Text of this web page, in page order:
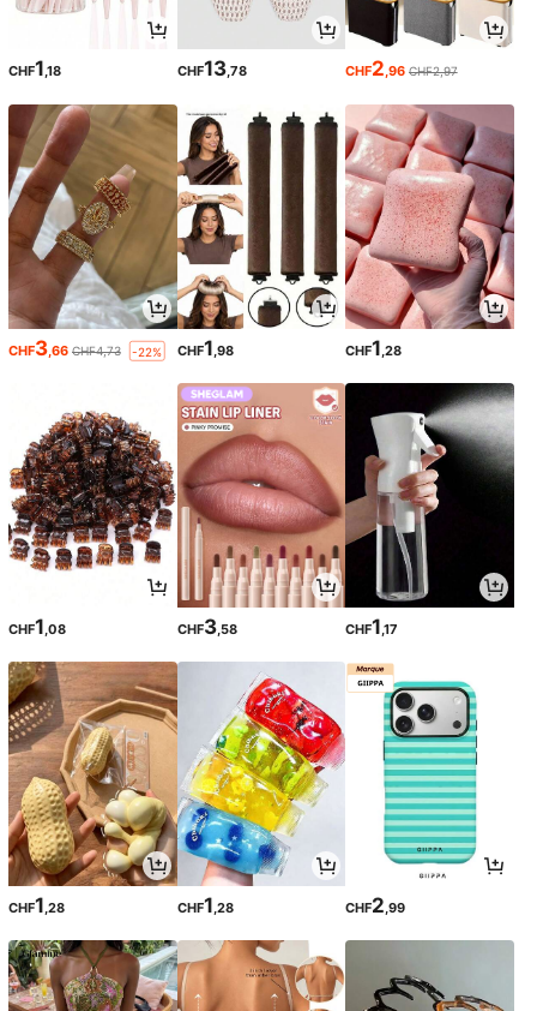
CHF1,18 CHF13,78 CHF2,96 CHF2,97
CHF3 ,66 CHF4,73 -22% CHF1 ,98 CHF1 ,28
CHF1,08 CHF3,58 CHF1,17
CHF1,28 CHF1,28 CHF2,99